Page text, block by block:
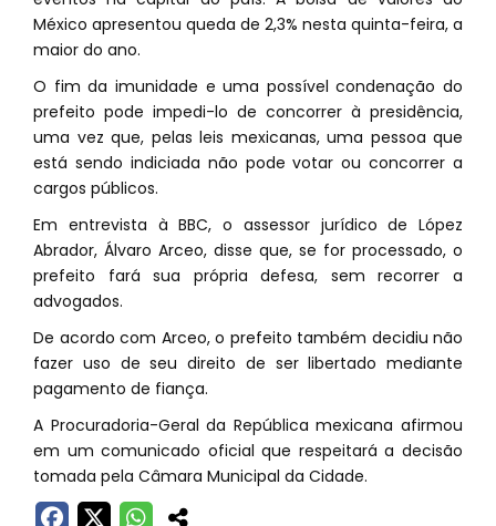
México apresentou queda de 2,3% nesta quinta-feira, a
maior do ano.
O fim da imunidade e uma possível condenação do
prefeito pode impedi-lo de concorrer à presidência,
uma vez que, pelas leis mexicanas, uma pessoa que
está sendo indiciada não pode votar ou concorrer a
cargos públicos.
Em entrevista à BBC, o assessor jurídico de López
Abrador, Álvaro Arceo, disse que, se for processado, o
prefeito fará sua própria defesa, sem recorrer a
advogados.
De acordo com Arceo, o prefeito também decidiu não
fazer uso de seu direito de ser libertado mediante
pagamento de fiança.
A Procuradoria-Geral da República mexicana afirmou
em um comunicado oficial que respeitará a decisão
tomada pela Câmara Municipal da Cidade.